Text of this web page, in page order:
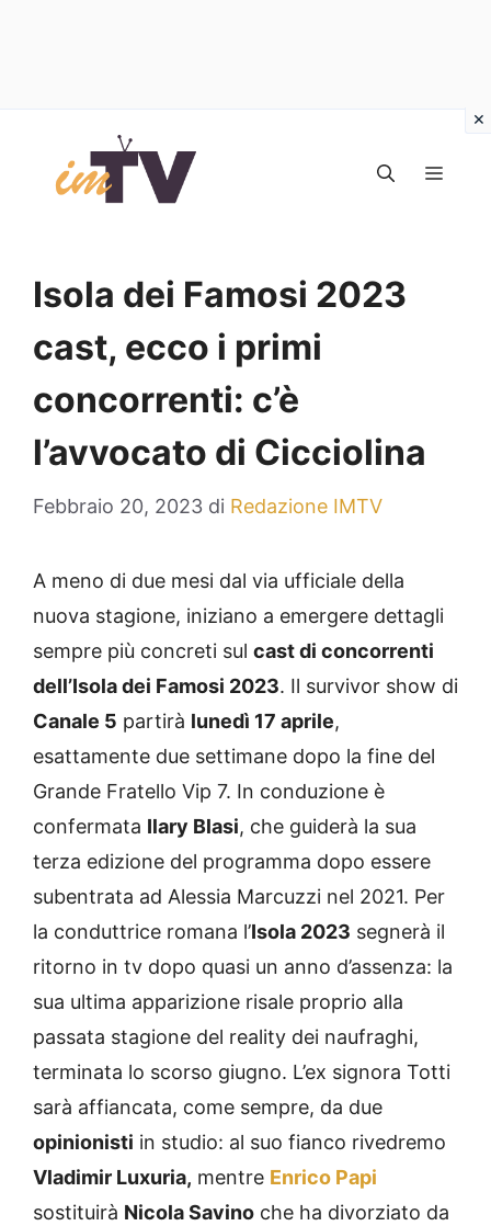
contenuto
Isola dei Famosi 2023
cast, ecco i primi
concorrenti: c’è
l’avvocato di Cicciolina
Febbraio 20, 2023 di Redazione IMTV
A meno di due mesi dal via ufficiale della
nuova stagione, iniziano a emergere dettagli
sempre più concreti sul cast di concorrenti
dell’Isola dei Famosi 2023. Il survivor show di
Canale 5 partirà lunedì 17 aprile,
esattamente due settimane dopo la fine del
Grande Fratello Vip 7. In conduzione è
confermata Ilary Blasi, che guiderà la sua
terza edizione del programma dopo essere
subentrata ad Alessia Marcuzzi nel 2021. Per
la conduttrice romana l’Isola 2023 segnerà il
ritorno in tv dopo quasi un anno d’assenza: la
sua ultima apparizione risale proprio alla
passata stagione del reality dei naufraghi,
terminata lo scorso giugno. L’ex signora Totti
sarà affiancata, come sempre, da due
opinionisti in studio: al suo fianco rivedremo
Vladimir Luxuria, mentre Enrico Papi
sostituirà Nicola Savino che ha divorziato da